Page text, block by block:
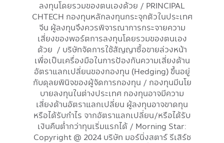
ลงทุนโดยรวมของตนเองด้วย / PRINCIPAL
CHTECH กองทุนหลักลงทุนกระจุกตัวในประเทศ
จีน ผู้ลงทุนจึงควรพิจารณาการกระจายความ
เสี่ยงของพอร์ตการลงทุนโดยรวมของตนเอง
ด้วย / บริษัทจัดการใช้สัญญาซื้อขายล่วงหน้า
เพื่อเป็นเครื่องมือในการป้องกันความเสี่ยงด้าน
อัตราแลกเปลี่ยนของกองทุน (Hedging) ขึ้นอยู่
กับดุลยพินิจของผู้จัดการกองทุน / กองทุนมีนโย
บายลงทุนในต่างประเทศ กองทุนอาจมีความ
เสี่ยงด้านอัตราแลกเปลี่ยน ผู้ลงทุนอาจขาดทุน
หรือได้รับกำไร จากอัตราแลกเปลี่ยน/หรือได้รับ
เงินคืนต่ำกว่าทุนเริ่มแรกได้ / Morning Star:
Copyright @ 2024 บริษัท มอร์นิ่งสตาร์ รีเสิร์ช